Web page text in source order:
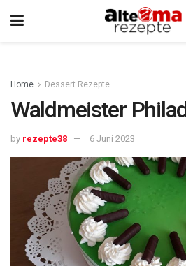
Home Dessert Rezepte
Waldmeister
by rezepte38 6 Juni 2023